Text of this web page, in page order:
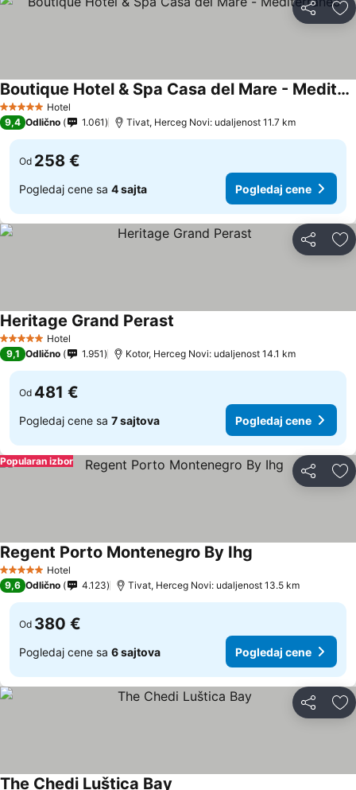
Deli
5 ZvezdiceHotel
Boutique Hotel & Spa Casa del Mare - Mediterraneo
Pogledaj cene
9,4 Odlično 1.061 Tivat, Herceg Novi: udaljenost 11.7 km
Od 258 €
Pogledaj cene sa 4 sajta Pogledaj cene
Deli
5 ZvezdiceHotel
Heritage Grand Perast
9,1 Odlično 1.951 Kotor, Herceg Novi: udaljenost 14.1 km
Od 481 €
Pogledaj cene sa 7 sajtova Pogledaj cene
Deli
Popularan izbor
5 ZvezdiceHotel
Regent Porto Montenegro By Ihg
9,6 Odlično 4.123 Tivat, Herceg Novi: udaljenost 13.5 km
Od 380 €
Pogledaj cene sa 6 sajtova Pogledaj cene
Deli
The Chedi Luštica Bay